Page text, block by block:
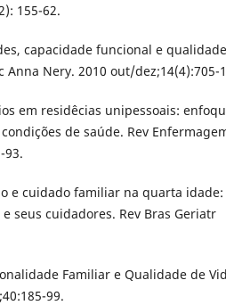
155-62.
capacidade funcional e
Anna Nery. 2010 out/dez;14(4):705-
em residêcias unipessoais:
de saúde. Rev
93.
e cuidado familiar na quarta idade:
seus cuidadores. Rev Bras Geriatr
Familiar e Qualidade de
99.